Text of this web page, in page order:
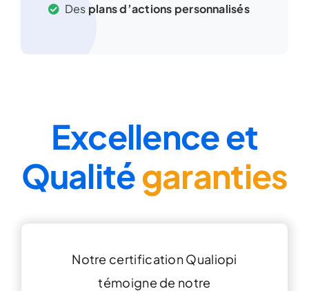
Des plans d’actions personnalisés
Excellence et
Qualitégaranties
Notre certification Qualiopi
témoigne de notre